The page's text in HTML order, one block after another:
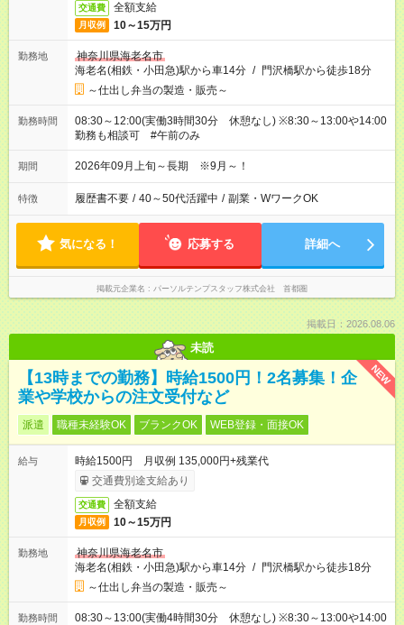
交通費 全額支給
月収例 10～15万円
勤務地
神奈川県海老名市
海老名(相鉄・小田急)駅から車14分 / 門沢橋駅から徒歩18分
～仕出し弁当の製造・販売～
勤務時間
08:30～12:00(実働3時間30分 休憩なし) ※8:30～13:00や14:00
勤務も相談可 #午前のみ
期間 2026年09月上旬～長期 ※9月～！
特徴 履歴書不要 / 40～50代活躍中 / 副業・WワークOK
気になる！ 応募する 詳細へ
掲載元企業名 パーソルテンプスタッフ株式会社 首都圏
掲載日：2026.08.06
未読
NEW
【13時までの勤務】時給1500円！2名募集！企
業や学校からの注文受付など
派遣 職種未経験OK ブランクOK WEB登録・面接OK
給与
時給1500円 月収例 135,000円+残業代
交通費別途支給あり
交通費 全額支給
月収例 10～15万円
勤務地
神奈川県海老名市
海老名(相鉄・小田急)駅から車14分 / 門沢橋駅から徒歩18分
～仕出し弁当の製造・販売～
勤務時間
08:30～13:00(実働4時間30分 休憩なし) ※8:30～13:00や14:00